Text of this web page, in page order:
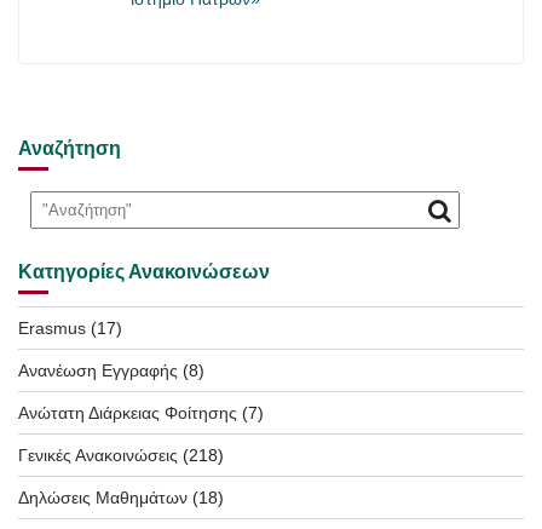
Αναζήτηση
Κατηγορίες Ανακοινώσεων
Erasmus (17)
Ανανέωση Εγγραφής (8)
Ανώτατη Διάρκειας Φοίτησης (7)
Γενικές Ανακοινώσεις (218)
Δηλώσεις Μαθημάτων (18)